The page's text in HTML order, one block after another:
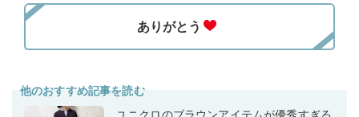
他のおすすめ記事を読む
ユニクロのブラウンアイテムが優秀すぎる